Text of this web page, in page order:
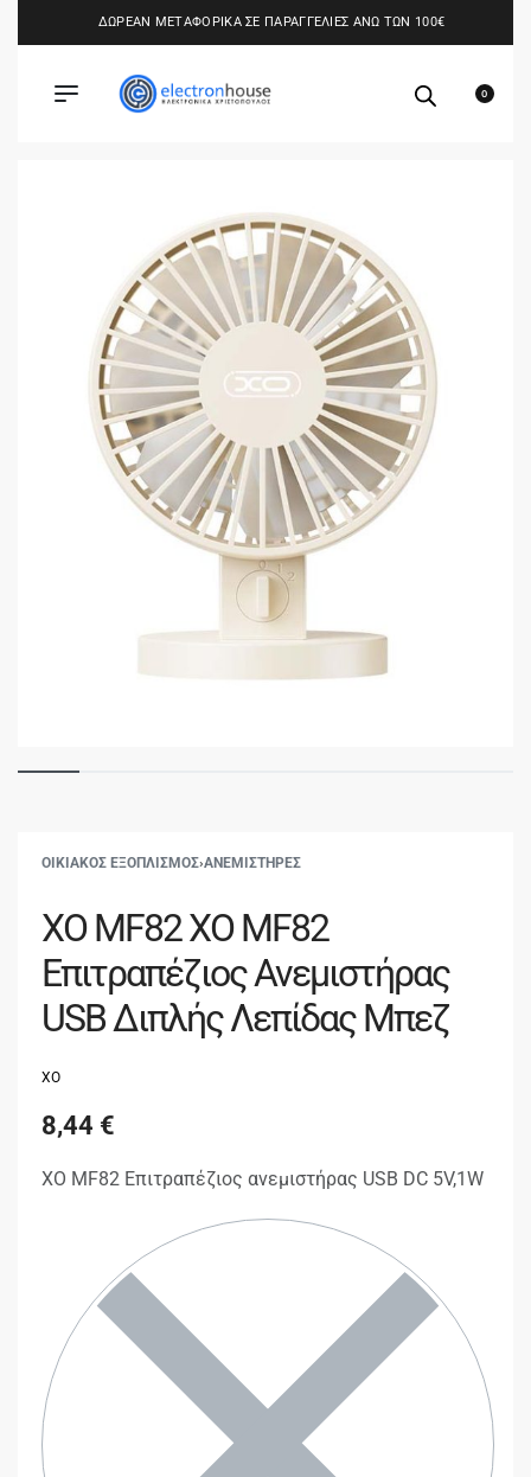
ΔΩΡΕΑΝ ΜΕΤΑΦΟΡΙΚΑ ΣΕ ΠΑΡΑΓΓΕΛΙΕΣ ΑΝΩ ΤΩΝ 100€
0
ΟΙΚΙΑΚΟΣ ΕΞΟΠΛΙΣΜΟΣ›ΑΝΕΜΙΣΤΗΡΕΣ
XO MF82 XO MF82
Επιτραπέζιος Ανεμιστήρας
USB Διπλής Λεπίδας Μπεζ
XO
8,44 €
XO MF82 Επιτραπέζιος ανεμιστήρας USB DC 5V,1W